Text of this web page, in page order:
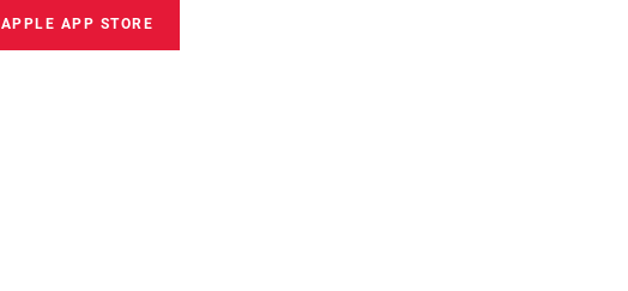
APPLE APP STORE